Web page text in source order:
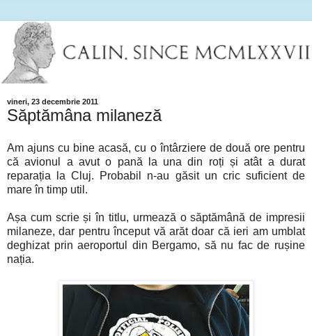
vineri, 23 decembrie 2011
Săptămâna milaneză
Am ajuns cu bine acasă, cu o întârziere de două ore pentru
că avionul a avut o pană la una din roți și atât a durat
reparația la Cluj. Probabil n-au găsit un cric suficient de
mare în timp util.
Așa cum scrie și în titlu, urmează o săptămână de impresii
milaneze, dar pentru început vă arăt doar că ieri am umblat
deghizat prin aeroportul din Bergamo, să nu fac de rușine
nația.